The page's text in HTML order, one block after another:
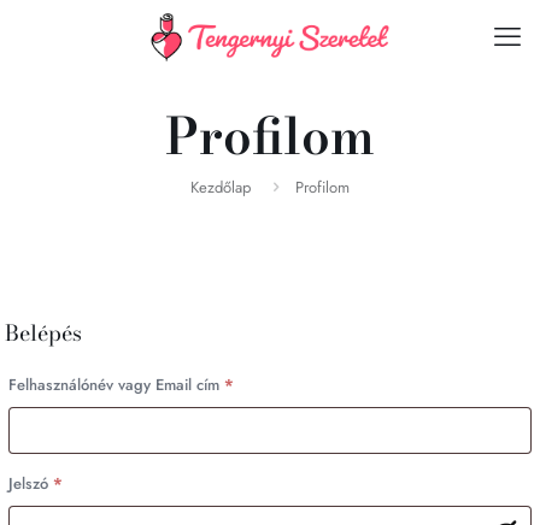
Profilom
Kezdőlap Profilom
Belépés
Felhasználónév vagy Email cím*
Jelszó*